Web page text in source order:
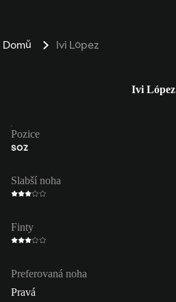
Domů Ivi López
Ivi López
Pozice
SOZ
Slabší noha
Finty
Preferovaná noha
Pravá